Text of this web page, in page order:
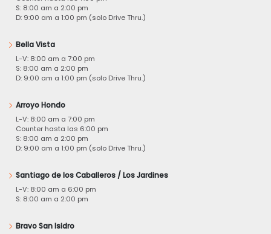
S: 8:00 am a 2:00 pm
D: 9:00 am a 1:00 pm (solo Drive Thru.)
Bella Vista
L-V: 8:00 am a 7:00 pm
S: 8:00 am a 2:00 pm
D: 9:00 am a 1:00 pm (solo Drive Thru.)
Arroyo Hondo
L-V: 8:00 am a 7:00 pm
Counter hasta las 6:00 pm
S: 8:00 am a 2:00 pm
D: 9:00 am a 1:00 pm (solo Drive Thru.)
Santiago de los Caballeros / Los Jardines
L-V: 8:00 am a 6:00 pm
S: 8:00 am a 2:00 pm
Bravo San Isidro